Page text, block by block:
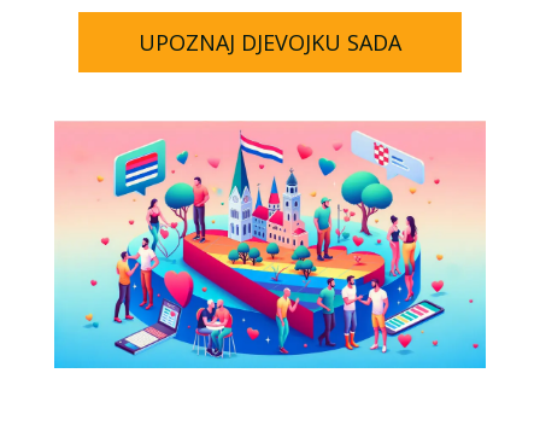
UPOZNAJ DJEVOJKU SADA